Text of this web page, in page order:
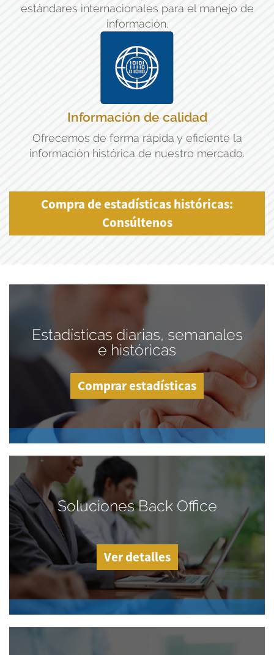
estándares internacionales para el manejo de
información.
Información de calidad
Ofrecemos de forma rápida y eficiente la
información histórica de nuestro mercado.
Compra de estadísticas históricas:
Consúltenos
Estadísticas diarias, semanales
e históricas
Comprar estadísticas
Soluciones Back Office
Ver detalles